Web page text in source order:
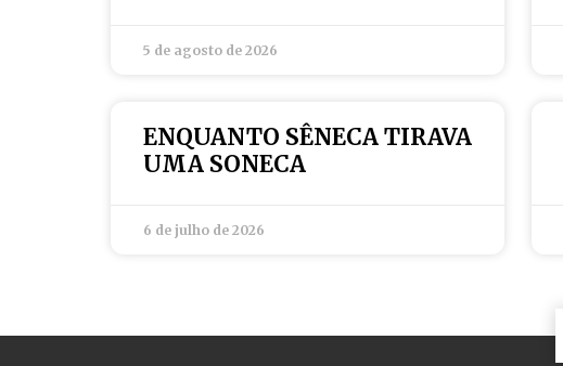
5 de agosto de 2026
ENQUANTO SÊNECA TIRAVA
UMA SONECA
6 de julho de 2026